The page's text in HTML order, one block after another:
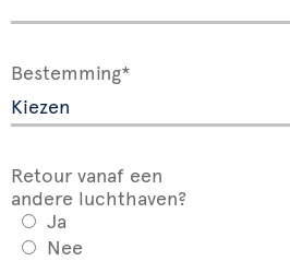
Bestemming*
Retour vanaf een
andere luchthaven?
Ja
Nee